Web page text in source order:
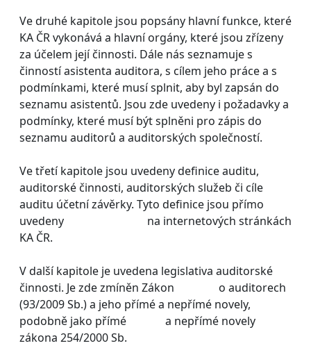
Ve druhé kapitole jsou popsány hlavní funkce, které
KA ČR vykonává a hlavní orgány, které jsou zřízeny
za účelem její činnosti. Dále nás seznamuje s
činností asistenta auditora, s cílem jeho práce a s
podmínkami, které musí splnit, aby byl zapsán do
seznamu asistentů. Jsou zde uvedeny i požadavky a
podmínky, které musí být splněni pro zápis do
seznamu auditorů a auditorských společností.
Ve třetí kapitole jsou uvedeny definice auditu,
auditorské činnosti, auditorských služeb či cíle
auditu účetní závěrky. Tyto definice jsou přímo
uvedeny na internetových stránkách
KA ČR.
V další kapitole je uvedena legislativa auditorské
činnosti. Je zde zmíněn Zákon o auditorech
(93/2009 Sb.) a jeho přímé a nepřímé novely,
podobně jako přímé a nepřímé novely
zákona 254/2000 Sb.